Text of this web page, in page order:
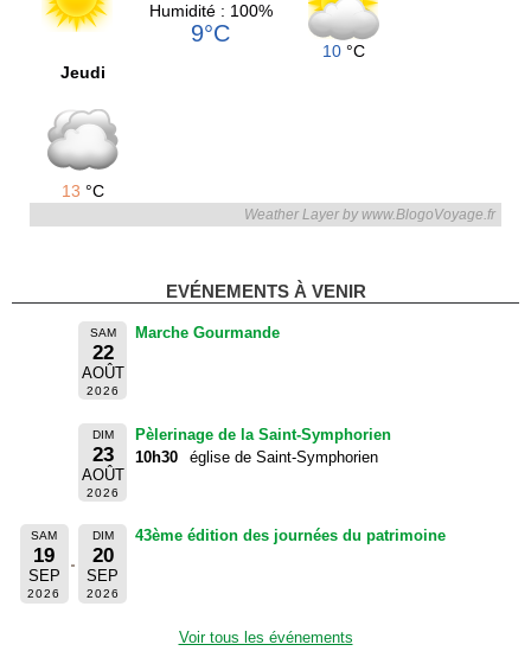
Humidité : 100%
9°C
10 °C
Jeudi
13 °C
Weather Layer by www.BlogoVoyage.fr
EVÉNEMENTS À VENIR
SAM
22
AOÛT
2026
Marche Gourmande
DIM
23
AOÛT
2026
Pèlerinage de la Saint-Symphorien
10h30
église de Saint-Symphorien
SAM
19
SEP
2026
DIM
20
SEP
2026
43ème édition des journées du patrimoine
Voir tous les événements